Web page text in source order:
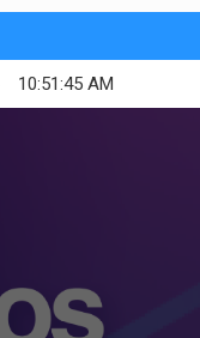
10:51:47 AM